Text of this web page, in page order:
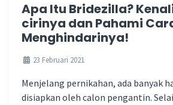
Apa Itu Bridezilla?
cirinya dan Pahami
Menghindarinya!
23 Februari 2021
Menjelang pernikahan, ada banyak
disiapkan oleh calon pengantin.